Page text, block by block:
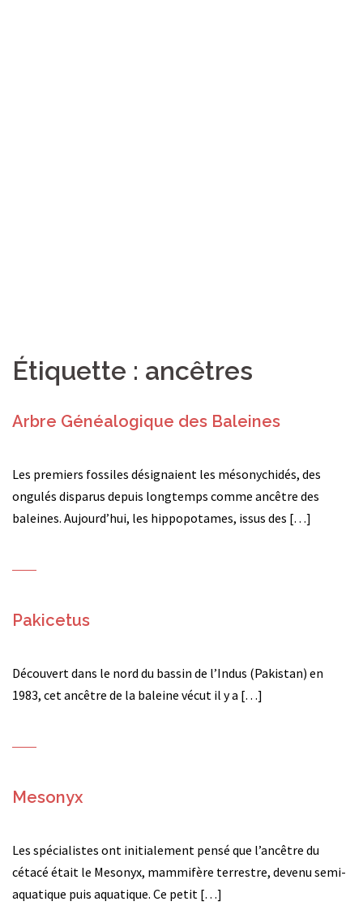
Étiquette : ancêtres
Arbre Généalogique des Baleines
Les premiers fossiles désignaient les mésonychidés, des
ongulés disparus depuis longtemps comme ancêtre des
baleines. Aujourd’hui, les hippopotames, issus des […]
Pakicetus
Découvert dans le nord du bassin de l’Indus (Pakistan) en
1983, cet ancêtre de la baleine vécut il y a […]
Mesonyx
Les spécialistes ont initialement pensé que l’ancêtre du
cétacé était le Mesonyx, mammifère terrestre, devenu semi-
aquatique puis aquatique. Ce petit […]